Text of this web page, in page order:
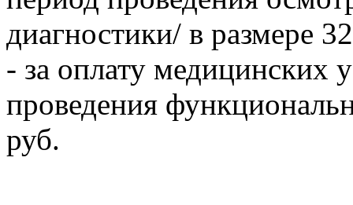
диагностики/ в размере
- за оплату медицинских
проведения
руб.